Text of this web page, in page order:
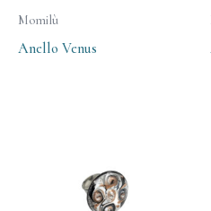
Momilù
Anello Venus